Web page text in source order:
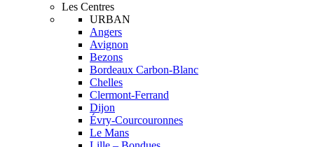
Les Centres
URBAN
Angers
Avignon
Bezons
Bordeaux Carbon-Blanc
Chelles
Clermont-Ferrand
Dijon
Évry-Courcouronnes
Le Mans